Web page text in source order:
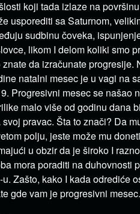
koji tada izlaze na
usporediti sa Saturnom,
sudbinu čoveka,
likom I delom koliki smo
znate da izračunate progresije.
natalni mesec je u vagi na
Progresivni mesec se našao
malo više od godinu dana
svoj pravac. Šta to znači? Da
polju, jeste može mu
u obzir da je široko I
mora poraditi na duhovnosti
u. Zašto, kako I kada odrediće
gde vam je progresivni mesec.